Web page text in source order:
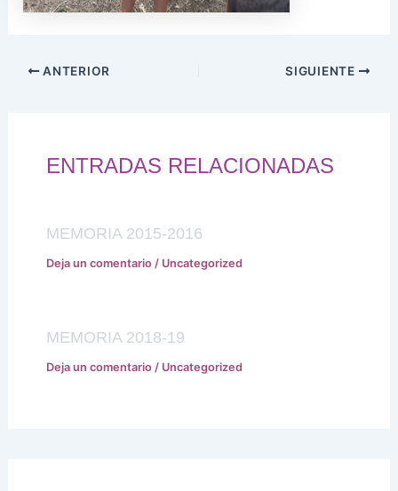
ANTERIOR SIGUIENTE
ENTRADAS RELACIONADAS
MEMORIA 2015-2016
Deja un comentario / Uncategorized
MEMORIA 2018-19
Deja un comentario / Uncategorized